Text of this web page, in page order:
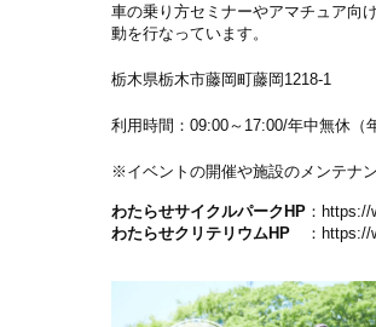
車の乗り方セミナーやアマチュア向
動を行なっています。
栃木県栃木市藤岡町藤岡1218-1
利用時間：09:00～17:00/年中無休（
※イベントの開催や施設のメンテナ
わたらせサイクルパークHP ： https://
わたらせクリテリウムHP ： https://